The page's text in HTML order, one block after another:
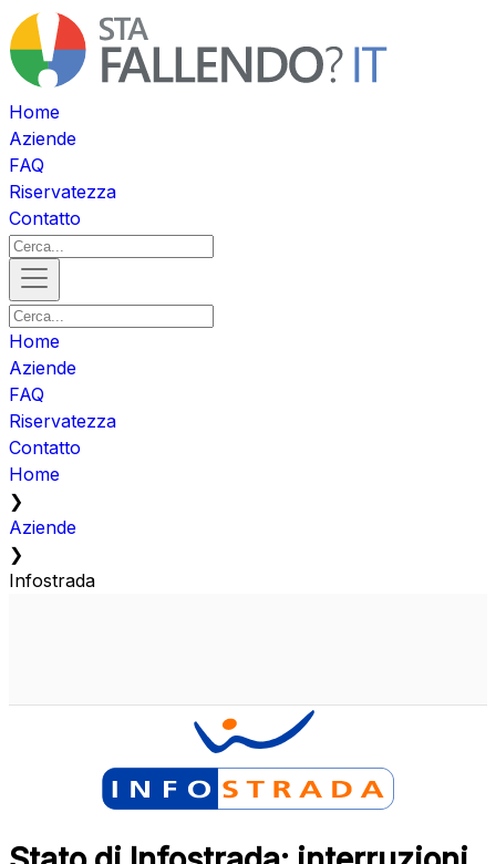
Home
Aziende
FAQ
Riservatezza
Contatto
Home
Aziende
FAQ
Riservatezza
Contatto
Home
❯
Aziende
❯
Infostrada